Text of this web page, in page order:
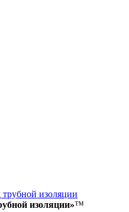
изоляции»™